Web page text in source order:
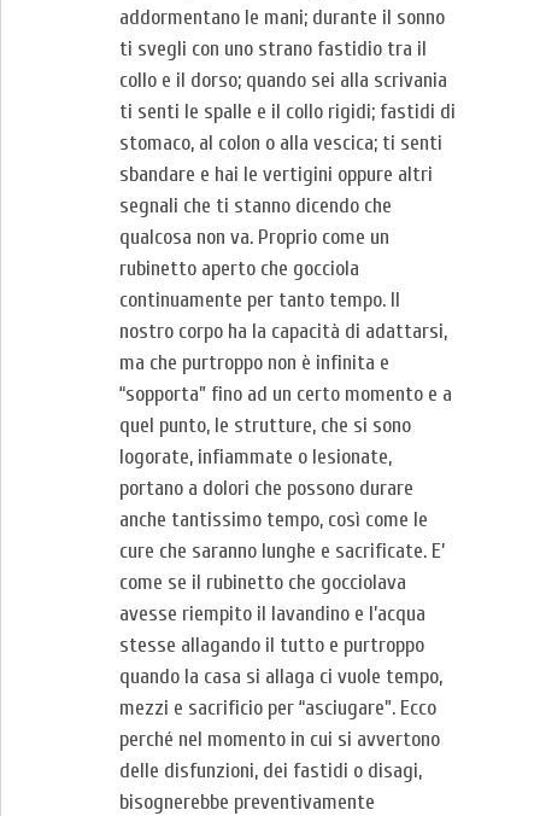
addormentano le mani; durante il sonno
ti svegli con uno strano fastidio tra il
collo e il dorso; quando sei alla scrivania
ti senti le spalle e il collo rigidi; fastidi di
stomaco, al colon o alla vescica; ti senti
sbandare e hai le vertigini oppure altri
segnali che ti stanno dicendo che
qualcosa non va. Proprio come un
rubinetto aperto che gocciola
continuamente per tanto tempo. Il
nostro corpo ha la capacità di adattarsi,
ma che purtroppo non è infinita e
“sopporta” fino ad un certo momento e a
quel punto, le strutture, che si sono
logorate, infiammate o lesionate,
portano a dolori che possono durare
anche tantissimo tempo, così come le
cure che saranno lunghe e sacrificate. E’
come se il rubinetto che gocciolava
avesse riempito il lavandino e l’acqua
stesse allagando il tutto e purtroppo
quando la casa si allaga ci vuole tempo,
mezzi e sacrificio per “asciugare”. Ecco
perché nel momento in cui si avvertono
delle disfunzioni, dei fastidi o disagi,
bisognerebbe preventivamente